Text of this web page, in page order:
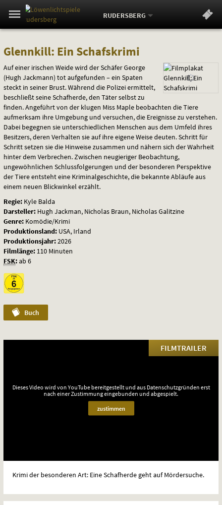
Springe
zum
,zum
.
Navigation
Service
Menü
Gehe
zur
Startseite:
Standortauswahl
Standort:
RUDERSBERG
Glennkill:
Ein
Schafskrimi
Glennkill: Ein Schafskrimi
Auf einer irischen Weide wird der Schäfer George
(Hugh Jackmann) tot aufgefunden – ein Spaten
steckt in seiner Brust. Während die Polizei ermittelt,
beschließt seine Schafherde, den Täter selbst zu
finden. Angeführt von der klugen Miss Maple beobachten die Tiere
aufmerksam ihre Umgebung und versuchen, die Ereignisse zu verstehen.
Dabei begegnen sie unterschiedlichen Menschen aus dem Umfeld ihres
Besitzers, deren Verhalten sie auf ihre eigene Weise deuten. Schritt für
Schritt setzen sie die Hinweise zusammen und nähern sich der Wahrheit
hinter dem Verbrechen. Zwischen neugieriger Beobachtung,
ungewöhnlichen Schlussfolgerungen und der besonderen Perspektive
der Tiere entsteht eine Kriminalgeschichte, die bekannte Abläufe aus
einem neuen Blickwinkel erzählt.
Regie: Kyle Balda
Darsteller: Hugh Jackman, Nicholas Braun, Nicholas Galitzine
Genre: Komödie/Krimi
Produktionsland: USA, Irland
Produktionsjahr:2026
Filmlänge: 110 Minuten
FSK:ab 6
Buch
FILMTRAILER
Dieses Video wird von YouTube bereitgestellt und aus Datenschutzgründen erst
nach einer Zustimmung eingebunden und abgespielt.
zustimmen
Krimi der besonderen Art: Eine Schafherde geht auf Mördersuche.